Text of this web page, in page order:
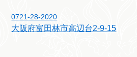
0721-28-2020
大阪府富田林市高辺台2-9-15